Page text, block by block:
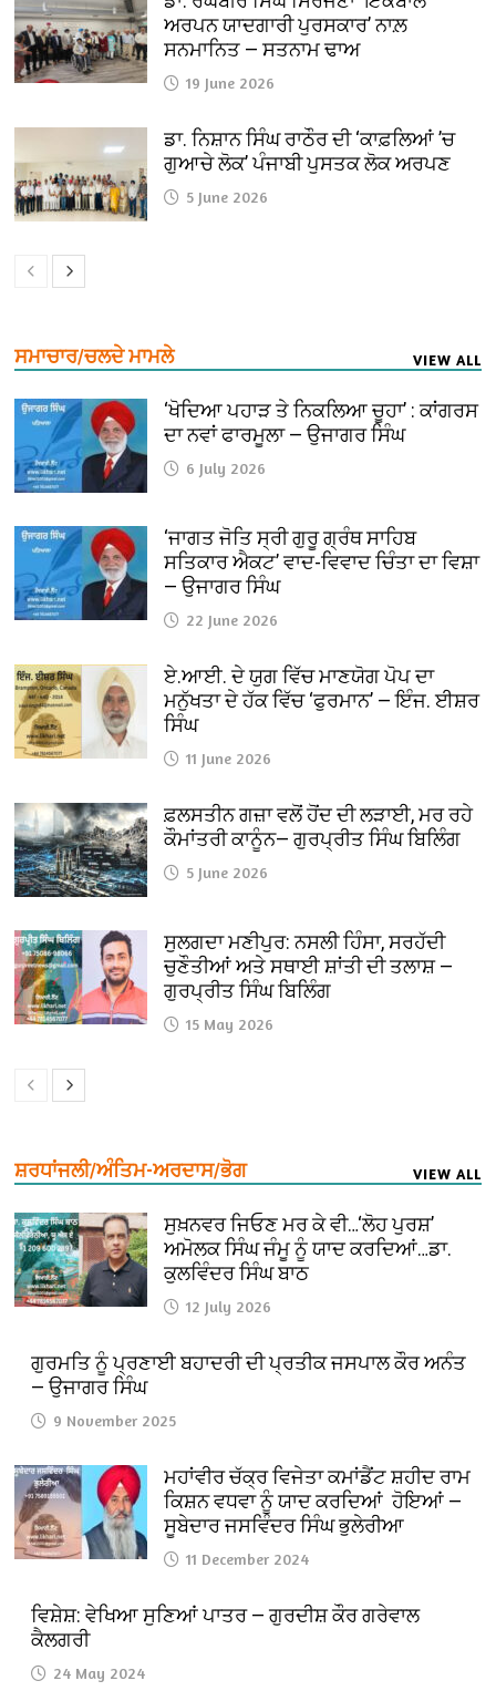
ਅਰਪਨ ਯਾਦਗਾਰੀ ਪੁਰਸਕਾਰ’ ਨਾਲ਼
ਸਨਮਾਨਿਤ — ਸਤਨਾਮ ਢਾਅ
19 June 2026
ਡਾ. ਨਿਸ਼ਾਨ ਸਿੰਘ ਰਾਠੌਰ ਦੀ ‘ਕਾਫ਼ਲਿਆਂ ’ਚ
ਗੁਆਚੇ ਲੋਕ’ ਪੰਜਾਬੀ ਪੁਸਤਕ ਲੋਕ ਅਰਪਣ
5 June 2026
ਸਮਾਚਾਰ/ਚਲਦੇ ਮਾਮਲੇ VIEW ALL
‘ਖੋਦਿਆ ਪਹਾੜ ਤੇ ਨਿਕਲਿਆ ਚੂਹਾ’ : ਕਾਂਗਰਸ
ਦਾ ਨਵਾਂ ਫਾਰਮੂਲਾ — ਉਜਾਗਰ ਸਿੰਘ
6 July 2026
‘ਜਾਗਤ ਜੋਤਿ ਸ੍ਰੀ ਗੁਰੂ ਗ੍ਰੰਥ ਸਾਹਿਬ
ਸਤਿਕਾਰ ਐਕਟ’ ਵਾਦ-ਵਿਵਾਦ ਚਿੰਤਾ ਦਾ ਵਿਸ਼ਾ
— ਉਜਾਗਰ ਸਿੰਘ
22 June 2026
ਏ.ਆਈ. ਦੇ ਯੁਗ ਵਿੱਚ ਮਾਣਯੋਗ ਪੋਪ ਦਾ
ਮਨੁੱਖਤਾ ਦੇ ਹੱਕ ਵਿੱਚ ‘ਫੁਰਮਾਨ’ — ਇੰਜ. ਈਸ਼ਰ
ਸਿੰਘ
11 June 2026
ਫ਼ਲਸਤੀਨ ਗਜ਼ਾ ਵਲੋਂ ਹੋਂਦ ਦੀ ਲੜਾਈ, ਮਰ ਰਹੇ
ਕੌਮਾਂਤਰੀ ਕਾਨੂੰਨ— ਗੁਰਪ੍ਰੀਤ ਸਿੰਘ ਬਿਲਿੰਗ
5 June 2026
ਸੁਲਗਦਾ ਮਣੀਪੁਰ: ਨਸਲੀ ਹਿੰਸਾ, ਸਰਹੱਦੀ
ਚੁਣੌਤੀਆਂ ਅਤੇ ਸਥਾਈ ਸ਼ਾਂਤੀ ਦੀ ਤਲਾਸ਼ —
ਗੁਰਪ੍ਰੀਤ ਸਿੰਘ ਬਿਲਿੰਗ
15 May 2026
ਸ਼ਰਧਾਂਜਲੀ/ਅੰਤਿਮ-ਅਰਦਾਸ/ਭੋਗ VIEW ALL
ਸੁਖ਼ਨਵਰ ਜਿਓਣ ਮਰ ਕੇ ਵੀ…‘ਲੋਹ ਪੁਰਸ਼’
ਅਮੋਲਕ ਸਿੰਘ ਜੰਮੂ ਨੂੰ ਯਾਦ ਕਰਦਿਆਂ…ਡਾ.
ਕੁਲਵਿੰਦਰ ਸਿੰਘ ਬਾਠ
12 July 2026
ਗੁਰਮਤਿ ਨੂੰ ਪ੍ਰਣਾਈ ਬਹਾਦਰੀ ਦੀ ਪ੍ਰਤੀਕ ਜਸਪਾਲ ਕੌਰ ਅਨੰਤ
— ਉਜਾਗਰ ਸਿੰਘ
9 November 2025
ਮਹਾਂਵੀਰ ਚੱਕ੍ਰ ਵਿਜੇਤਾ ਕਮਾਂਡੈਂਟ ਸ਼ਹੀਦ ਰਾਮ
ਕਿਸ਼ਨ ਵਧਵਾ ਨੂੰ ਯਾਦ ਕਰਦਿਆਂ ਹੋਇਆਂ —
ਸੂਬੇਦਾਰ ਜਸਵਿੰਦਰ ਸਿੰਘ ਭੁਲੇਰੀਆ
11 December 2024
ਵਿਸ਼ੇਸ਼: ਵੇਖਿਆ ਸੁਣਿਆਂ ਪਾਤਰ — ਗੁਰਦੀਸ਼ ਕੌਰ ਗਰੇਵਾਲ
ਕੈਲਗਰੀ
24 May 2024